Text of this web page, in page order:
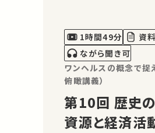
ェアをお願いします。 こちらの動画の
要を特集記事でもご
1時間49分
資
ながら聞き可
ワンヘルスの概念で捉
俯瞰講義）
第10回 歴史の中の動植物
資源と経済活